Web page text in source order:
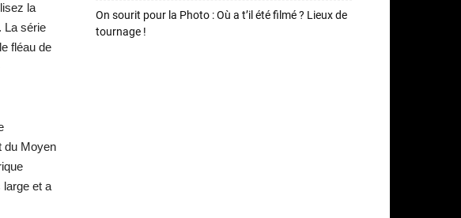
la
La série
fléau de
du Moyen
large et a
On sourit pour la Photo : Où a t’il été filmé ? Lieux de
tournage !